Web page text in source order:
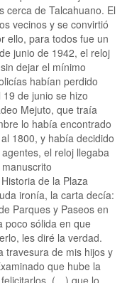
cerca de Talcahuano. El
vecinos y se convirtió
ello, para todos fue un
junio de 1942, el reloj
dejar el mínimo
habían perdido
de junio se hizo
Mejuto, que traía
lo había encontrado
1800, y había decidido
el reloj llegaba
de la Plaza
ironía, la carta decía:
Parques y Paseos en
poco sólida en que
les diré la verdad.
travesura de mis hijos y
que hube la
(…) que lo